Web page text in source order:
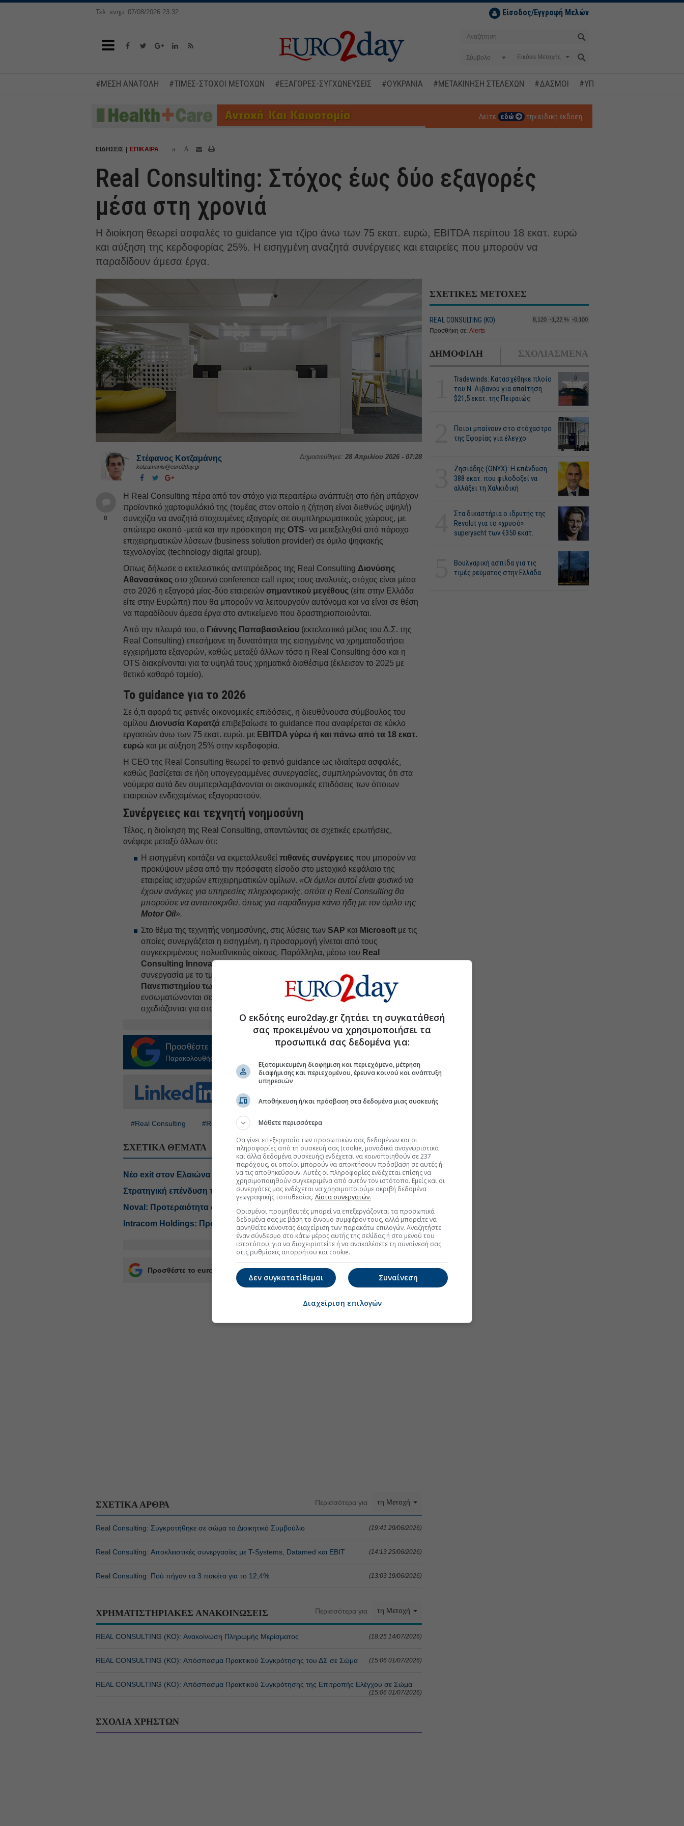
Τελ. ενημ.:07/08/2026 23:32 Είσοδος/Εγγραφή Μελών
Σύμβολο
#ΜΕΣΗ ΑΝΑΤΟΛΗ #ΤΙΜΕΣ-ΣΤΟΧΟΙ ΜΕΤΟΧΩΝ #ΕΞΑΓΟΡΕΣ-ΣΥΓΧΩΝΕΥΣΕΙΣ #ΟΥΚΡΑΝΙΑ #ΜΕΤΑΚΙΝΗΣΗ ΣΤΕΛΕΧΩΝ #ΔΑΣΜΟΙ #ΥΠΟΚΛΟΠΕΣ
Δείτε εδώ την ειδική έκδοση
ΕΙΔΗΣΕΙΣ ΕΠΙΚΑΙΡΑ a A
Real Consulting: Στόχος έως δύο εξαγορές
μέσα στη χρονιά
Η διοίκηση θεωρεί ασφαλές το guidance για τζίρο άνω των 75 εκατ. ευρώ, EBITDA περίπου 18 εκατ. ευρώ
και αύξηση της κερδοφορίας 25%. Η εισηγμένη αναζητά συνέργειες και εταιρείες που μπορούν να
παραδίδουν άμεσα έργα.
Δημοσιεύθηκε: 28 Απριλίου 2026 - 07:28
Στέφανος Kοτζαμάνης
kotzamanis@euro2day.gr
0
Η Real Consulting πέρα από τον στόχο για περαιτέρω ανάπτυξη στο ήδη υπάρχον
προϊοντικό χαρτοφυλάκιό της (τομέας στον οποίο η ζήτηση είναι διεθνώς υψηλή)
συνεχίζει να αναζητά στοχευμένες εξαγορές σε συμπληρωματικούς χώρους, με
απώτερο σκοπό -μετά και την πρόσκτηση τηςOTS- να μετεξελιχθεί από πάροχο
επιχειρηματικών λύσεων (business solution provider) σε όμιλο ψηφιακής
τεχνολογίας (technology digital group).
Oπως δήλωσε ο εκτελεστικός αντιπρόεδρος της Real CοnsultingΔιονύσης
Αθανασάκος στο χθεσινό conference call προς τους αναλυτές, στόχος είναι μέσα
στο 2026 η εξαγορά μίας-δύο εταιρειώνσημαντικού μεγέθους (είτε στην Ελλάδα
είτε στην Ευρώπη) που θα μπορούν να λειτουργούν αυτόνομα και να είναι σε θέση
να παραδίδουν άμεσα έργα στο αντικείμενο που δραστηριοποιούνται.
Από την πλευρά του, ο Γιάννης Παπαβασιλείου (εκτελεστικό μέλος του Δ.Σ. της
Real Cοnsulting) επεσήμανε τη δυνατότητα της εισηγμένης να χρηματοδοτήσει
εγχειρήματα εξαγορών, καθώς μεταξύ άλλων τόσο η Real Cοnsulting όσο και η
OTS διακρίνονται για τα υψηλά τους χρηματικά διαθέσιμα (έκλεισαν το 2025 με
θετικό καθαρό ταμείο).
Το guidance για το 2026
Σε ό,τι αφορά τις φετινές οικονομικές επιδόσεις, η διευθύνουσα σύμβουλος του
ομίλουΔιονυσία Καρατζά επιβεβαίωσε το guidance που αναφέρεται σε κύκλο
εργασιών άνω των 75 εκατ. ευρώ, με EBITDA γύρω ή και πάνω από τα 18 εκατ.
ευρώ και με αύξηση 25% στην κερδοφορία.
Η CEO της Real Cοnsulting θεωρεί το φετινό guidance ως ιδιαίτερα ασφαλές,
καθώς βασίζεται σε ήδη υπογεγραμμένες συνεργασίες, συμπληρώνοντας ότι στα
νούμερα αυτά δεν συμπεριλαμβάνονται οι οικονομικές επιδόσεις των όποιων
εταιρειών ενδεχομένως εξαγοραστούν.
Συνέργειες και τεχνητή νοημοσύνη
Τέλος, η διοίκηση της Real Cοnsulting, απαντώντας σε σχετικές ερωτήσεις,
ανέφερε μεταξύ άλλων ότι:
Η εισηγμένη κοιτάζει να εκμεταλλευθείπιθανές συνέργειες που μπορούν να
προκύψουν μέσα από την πρόσφατη είσοδο στο μετοχικό κεφάλαιο της
εταιρείας ισχυρών επιχειρηματικών ομίλων.«Οι όμιλοι αυτοί είναι φυσικό να
έχουν ανάγκες για υπηρεσίες πληροφορικής, οπότε η Real Cοnsulting θα
μπορούσε να ανταποκριθεί, όπως για παράδειγμα κάνει ήδη με τον όμιλο της
Mοtοr Οil».
Στο θέμα της τεχνητής νοημοσύνης, στις λύσεις των SAP και Microsoft με τις
οποίες συνεργάζεται η εισηγμένη, η προσαρμογή γίνεται από τους
συγκεκριμένους πολυεθνικούς οίκους. Παράλληλα, μέσω του Real
Cοnsulting Innovation Hub
συνεργασία με το τμήμα πληροφορικής και τηλεπικοινωνιών του
Πανεπιστημίου των Ιωαννίνων
) εφαρμογές τεχνητής νοημοσύνης
ενσωματώνονται σε προγράμματα ιδιοπαραγόμενου λογισμικού που
σχεδιάζονται για στοχευμένους κλάδους.
Προσθέστε το στοGoogle Discover!
Παρακολουθήστε τις εξελίξεις με την υπογραφη εγκυρότητας του Euro2day.gr
FOLLOW US
Ακολουθήστε τη σελίδα τουEuro2day.grστοLinkedin
#Real Consulting #Real estate #Εξαγορά-συγχώνευση
ΣΧΕΤΙΚΑ ΘΕΜΑΤΑ
Νέο exit στον Ελαιώνα για τη Dimand σε διπλή συναλλαγή με την ΔΕΔΔΗΕ
Στρατηγική επένδυση του EFA Group στη Fractal Networx της Κύπρου
Noval: Προτεραιότητα στο The Grid και βλέμμα σε νέες επενδύσεις
Intracom Holdings: Πρώτη είσοδος στο Ελληνικό με την Ten Brinke
Προσθέστε το euro2day.gr στο Discover
ΣΧΕΤΙΚΕΣ ΜΕΤΟΧΕΣ
REAL CONSULTING (ΚΟ) 8,120 -1,22 % -0,100
Προσθήκη σε: Alerts
ΔΗΜΟΦΙΛΗ ΣΧΟΛΙΑΣΜΕΝΑ
Tradewinds: Κατασχέθηκε πλοίο
του Ν. Λιβανού για απαίτηση
$21,5 εκατ. της Πειραιώς
Ποιοι μπαίνουν στο στόχαστρο
της Εφορίας για έλεγχο
Ζησιάδης (ONYX): Η επένδυση
388 εκατ. που φιλοδοξεί να
αλλάξει τη Χαλκιδική
Στα δικαστήρια ο ιδρυτής της
Revolut για το «χρυσό»
superyacht των €350 εκατ.
Βουλγαρική ασπίδα για τις
τιμές ρεύματος στην Ελλάδα
ΣΧΕΤΙΚΑ ΑΡΘΡΑ Περισσότερα για τη Μετοχή
Real Consulting: Συγκροτήθηκε σε σώμα το Διοικητικό Συμβούλιο (19:41 29/06/2026)
Real Consulting: Αποκλειστικές συνεργασίες με T-Systems, Datamed και ΕΒΙΤ (14:13 25/06/2026)
Real Consulting: Πού πήγαν τα 3 πακέτα για το 12,4% (13:03 19/06/2026)
ΧΡΗΜΑΤΙΣΤΗΡΙΑΚΕΣ ΑΝΑΚΟΙΝΩΣΕΙΣ Περισσότερα για τη Μετοχή
REAL CONSULTING (ΚΟ): Ανακοίνωση Πληρωμής Μερίσματος (18:25 14/07/2026)
REAL CONSULTING (ΚΟ): Απόσπασμα Πρακτικού Συγκρότησης του ΔΣ σε Σώμα (15:06 01/07/2026)
REAL CONSULTING (ΚΟ): Απόσπασμα Πρακτικού Συγκρότησης της Επιτροπής Ελέγχου σε Σώμα
(15:06 01/07/2026)
ΣΧΟΛΙΑ ΧΡΗΣΤΩΝ
Ο εκδότης euro2day.gr ζητάει τη συγκατάθεσή
σας προκειμένου να χρησιμοποιήσει τα
προσωπικά σας δεδομένα για:
Εξατομικευμένη διαφήμιση και περιεχόμενο, μέτρηση
διαφήμισης και περιεχομένου, έρευνα κοινού και ανάπτυξη
υπηρεσιών
Αποθήκευση ή/και πρόσβαση στα δεδομένα μιας συσκευής
Μάθετε περισσότερα
Θα γίνει επεξεργασία των προσωπικών σας δεδομένων και οι
πληροφορίες από τη συσκευή σας (cookie, μοναδικά αναγνωριστικά
και άλλα δεδομένα συσκευής) ενδέχεται να κοινοποιηθούν σε 237
παρόχους, οι οποίοι μπορούν να αποκτήσουν πρόσβαση σε αυτές ή
να τις αποθηκεύσουν. Αυτές οι πληροφορίες ενδέχεται επίσης να
χρησιμοποιηθούν συγκεκριμένα από αυτόν τον ιστότοπο. Εμείς και οι
συνεργάτες μας ενδέχεται να χρησιμοποιούμε ακριβή δεδομένα
γεωγραφικής τοποθεσίας. Λίστα συνεργατών.
Ορισμένοι προμηθευτές μπορεί να επεξεργάζονται τα προσωπικά
δεδομένα σας με βάση το έννομο συμφέρον τους, αλλά μπορείτε να
αρνηθείτε κάνοντας διαχείριση των παρακάτω επιλογών. Αναζητήστε
έναν σύνδεσμο στο κάτω μέρος αυτής της σελίδας ή στο μενού του
ιστοτόπου, για να διαχειριστείτε ή να ανακαλέσετε τη συναίνεσή σας
στις ρυθμίσεις απορρήτου και cookie.
Συναίνεση
Δεν συγκατατίθεμαι
Διαχείριση επιλογών